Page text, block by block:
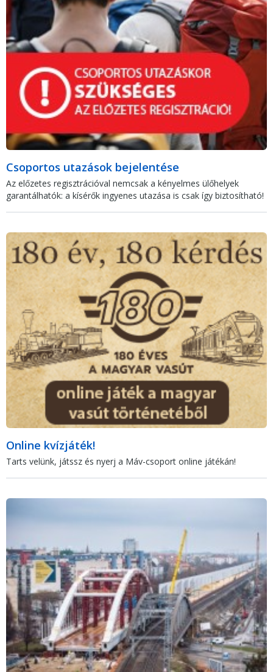
Csoportos utazások bejelentése
Az előzetes regisztrációval nemcsak a kényelmes ülőhelyek
garantálhatók: a kísérők ingyenes utazása is csak így biztosítható!
Online kvízjáték!
Tarts velünk, játssz és nyerj a Máv-csoport online játékán!